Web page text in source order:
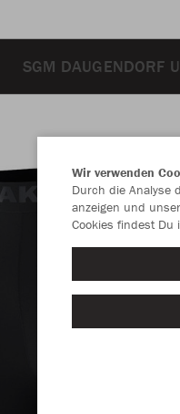
SGM DAUGENDORF
Wir verwenden
Durch die Analyse
anzeigen und
Cookies findest Du